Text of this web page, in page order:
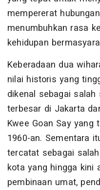
mempererat
menumbuhkan rasa
kehidupan
Keberadaan dua
nilai historis yang
dikenal sebagai
terbesar di Jakarta
Kwee Goan Say
1960-an. Sementara
tercatat sebagai
kota yang hingga kini
pembinaan umat,